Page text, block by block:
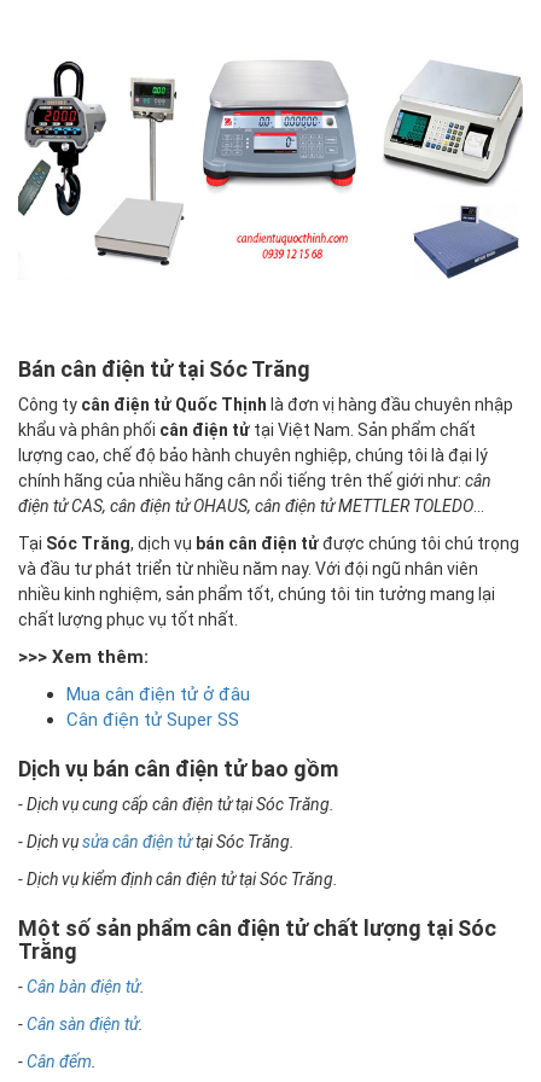
Bán cân điện tử tại Sóc Trăng
Công ty cân điện tử Quốc Thịnh là đơn vị hàng đầu chuyên nhập
khẩu và phân phối cân điện tử tại Việt Nam. Sản phẩm chất
lượng cao, chế độ bảo hành chuyên nghiệp, chúng tôi là đại lý
chính hãng của nhiều hãng cân nổi tiếng trên thế giới như: cân
điện tử CAS, cân điện tử OHAUS, cân điện tử METTLER TOLEDO
Tại Sóc Trăng, dịch vụ bán cân điện tửđược chúng tôi chú trọng
và đầu tư phát triển từ nhiều năm nay. Với đội ngũ nhân viên
nhiều kinh nghiệm, sản phẩm tốt, chúng tôi tin tưởng mang lại
chất lượng phục vụ tốt nhất.
>>> Xem thêm:
Mua cân điện tử ở đâu
Cân điện tử Super SS
Dịch vụ bán cân điện tử bao gồm
- Dịch vụ cung cấp cân điện tử tại Sóc Trăng.
- Dịch vụsửa cân điện tửtại Sóc Trăng.
- Dịch vụ kiểm định cân điện tử tại Sóc Trăng.
Một số sản phẩm cân điện tử chất lượng tại Sóc
Trăng
-Cân bàn điện tử.
-Cân sàn điện tử.
-Cân đếm